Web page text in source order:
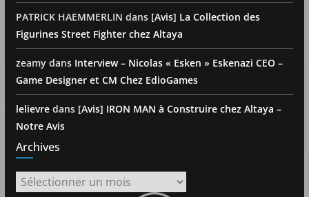
PATRICK HAEMMERLIN dans [Avis] La Collection des
Figurines Street Fighter chez Altaya
zeamydans Interview – Nicolas « Esken » Eskenazi CEO –
Game Designer et CM Chez EdioGames
lelievredans [Avis] IRON MAN à Construire chez Altaya –
Notre Avis
Archives
Archives